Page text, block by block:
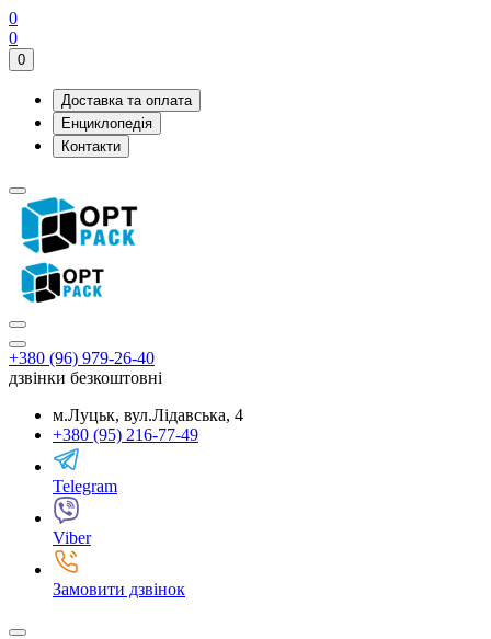
0
0
0
Доставка та оплата
Енциклопедія
Контакти
+380 (96) 979-26-40
дзвінки безкоштовні
м.Луцьк, вул.Лідавська, 4
+380 (95) 216-77-49
Telegram
Viber
Замовити дзвінок